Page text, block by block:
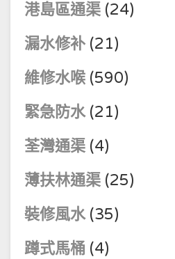
港島區通渠 (24)
漏水修补 (21)
維修水喉 (590)
緊急防水(21)
荃灣通渠 (4)
薄扶林通渠 (25)
裝修風水(35)
蹲式馬桶 (4)